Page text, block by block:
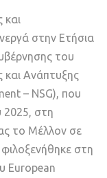
και
στην Ετήσια
του
και Ανάπτυξης
– NSG), που
2025, στη
το Μέλλον σε
στη
European